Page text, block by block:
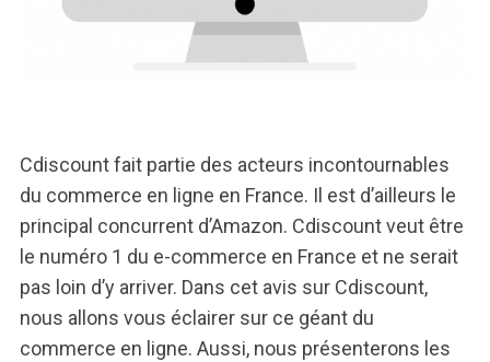
Cdiscount fait partie des acteurs incontournables
du commerce en ligne en France. Il est d’ailleurs le
principal concurrent d’Amazon. Cdiscount veut être
le numéro 1 du e-commerce en France et ne serait
pas loin d’y arriver. Dans cet avis sur Cdiscount,
nous allons vous éclairer sur ce géant du
commerce en ligne. Aussi, nous présenterons les